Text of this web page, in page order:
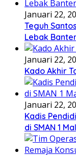
Januari 22,
Teguh
Lebak
Januari 22,
Kado Akhir
Januari 22,
Kadis
di SMAN 1